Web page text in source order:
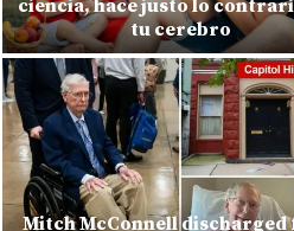
ciencia, hace justo lo
tu cerebro
Mitch McConnell